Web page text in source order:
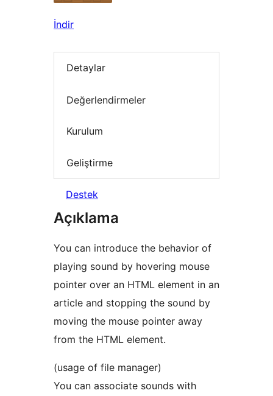
İndir
Detaylar
Değerlendirmeler
Kurulum
Geliştirme
Destek
Açıklama
You can introduce the behavior of
playing sound by hovering mouse
pointer over an HTML element in an
article and stopping the sound by
moving the mouse pointer away
from the HTML element.
(usage of file manager)
You can associate sounds with